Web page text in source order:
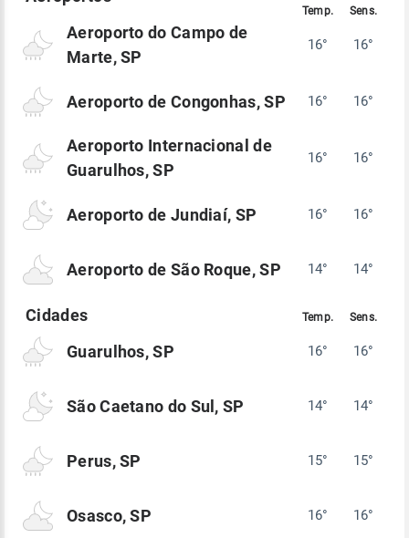
Aeroporto do Campo de
Marte, SP
16° 16°
Aeroporto de Congonhas, SP 16° 16°
Aeroporto Internacional de
Guarulhos, SP
16° 16°
Aeroporto de Jundiaí, SP 16° 16°
Aeroporto de São Roque, SP 14° 14°
Guarulhos, SP 16° 16°
São Caetano do Sul, SP 14° 14°
Perus, SP 15° 15°
Osasco, SP 16° 16°